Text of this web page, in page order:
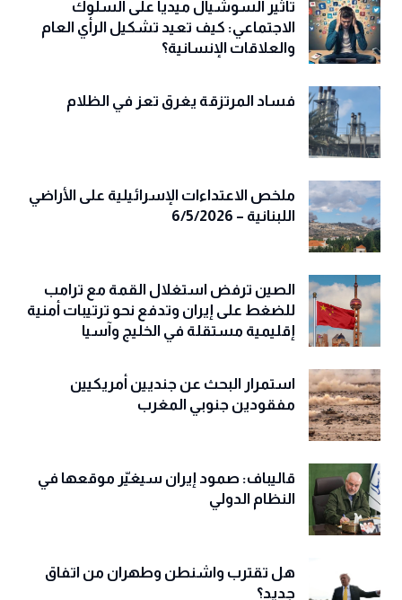
تأثير السوشيال ميديا على السلوك
الاجتماعي: كيف تعيد تشكيل الرأي العام
والعلاقات الإنسانية؟
فساد المرتزقة يغرق تعز في الظلام
ملخص الاعتداءات الإسرائيلية على الأراضي
اللبنانية – 6/5/2026
الصين ترفض استغلال القمة مع ترامب
للضغط على إيران وتدفع نحو ترتيبات أمنية
إقليمية مستقلة في الخليج وآسيا
استمرار البحث عن جنديين أمريكيين
مفقودين جنوبي المغرب
قاليباف: صمود إيران سيغيّر موقعها في
النظام الدولي
هل تقترب واشنطن وطهران من اتفاق
جديد؟